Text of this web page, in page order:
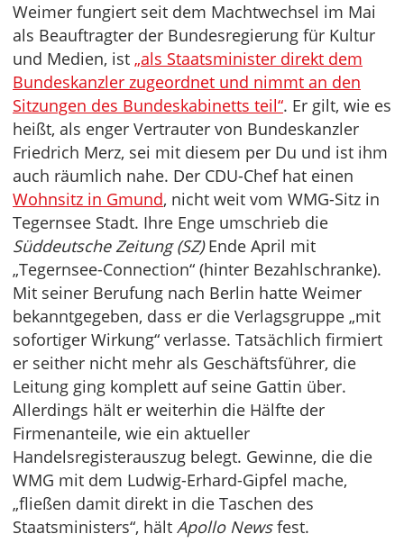
Weimer fungiert seit dem Machtwechsel im Mai
als Beauftragter der Bundesregierung für Kultur
und Medien, ist „als Staatsminister direkt dem
Bundeskanzler zugeordnet und nimmt an den
Sitzungen des Bundeskabinetts teil“. Er gilt, wie es
heißt, als enger Vertrauter von Bundeskanzler
Friedrich Merz, sei mit diesem per Du und ist ihm
auch räumlich nahe. Der CDU-Chef hat einen
Wohnsitz in Gmund, nicht weit vom WMG-Sitz in
Tegernsee Stadt. Ihre Enge umschrieb die
Süddeutsche Zeitung (SZ)Ende April mit
„Tegernsee-Connection“ (hinter Bezahlschranke).
Mit seiner Berufung nach Berlin hatte Weimer
bekanntgegeben, dass er die Verlagsgruppe „mit
sofortiger Wirkung“ verlasse. Tatsächlich firmiert
er seither nicht mehr als Geschäftsführer, die
Leitung ging komplett auf seine Gattin über.
Allerdings hält er weiterhin die Hälfte der
Firmenanteile, wie ein aktueller
Handelsregisterauszug belegt. Gewinne, die die
WMG mit dem Ludwig-Erhard-Gipfel mache,
„fließen damit direkt in die Taschen des
Staatsministers“, hält Apollo Newsfest.